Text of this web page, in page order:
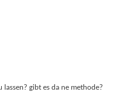
gibt es da ne methode?